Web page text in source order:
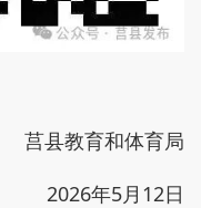
莒县教育和体育局
2026年5月12日